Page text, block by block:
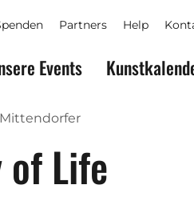
Partners Help
Events
of Life